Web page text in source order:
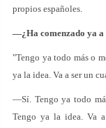
propios españoles.
—¿Ha comenzado ya
"Tengo ya todo más o
ya la idea. Va a ser un
—Sí. Tengo ya todo
Tengo ya la idea. Va